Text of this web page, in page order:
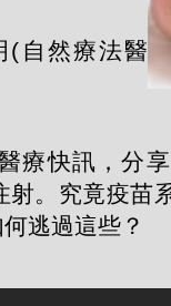
(自然療法醫
療快訊，分
。究竟疫苗
逃過這些？